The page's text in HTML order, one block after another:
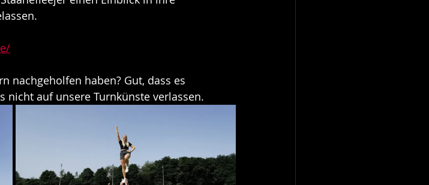
nachgeholfen haben? Gut, dass es
auf unsere Turnkünste verlassen.